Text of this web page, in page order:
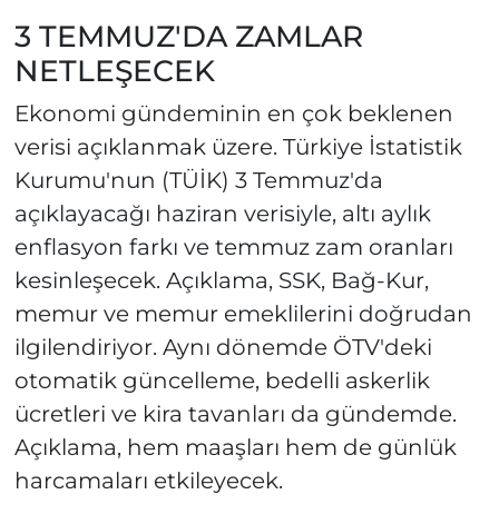
3 TEMMUZ'DA ZAMLAR
NETLEŞECEK
Ekonomi gündeminin en çok beklenen
verisi açıklanmak üzere. Türkiye İstatistik
Kurumu'nun (TÜİK) 3 Temmuz'da
açıklayacağı haziran verisiyle, altı aylık
enflasyon farkı ve temmuz zam oranları
kesinleşecek. Açıklama, SSK, Bağ-Kur,
memur ve memur emeklilerini doğrudan
ilgilendiriyor. Aynı dönemde ÖTV'deki
otomatik güncelleme, bedelli askerlik
ücretleri ve kira tavanları da gündemde.
Açıklama, hem maaşları hem de günlük
harcamaları etkileyecek.